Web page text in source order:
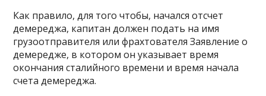
Как правило, для того чтобы, начался отсчет
демереджа, капитан должен подать на имя
грузоотправителя или фрахтователя Заявление о
демередже, в котором он указывает время
окончания сталийного времени и время начала
счета демереджа.